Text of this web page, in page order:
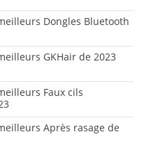
Dongles Bluetooth
GKHair de 2023
Faux cils
Après rasage de